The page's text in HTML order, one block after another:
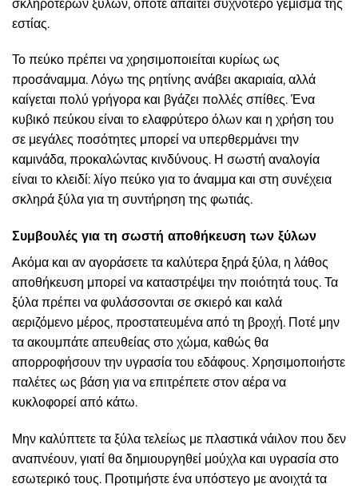
σκληρότερων ξύλων, οπότε απαιτεί συχνότερο γέμισμα της
εστίας.
Το πεύκο πρέπει να χρησιμοποιείται κυρίως ως
προσάναμμα. Λόγω της ρητίνης ανάβει ακαριαία, αλλά
καίγεται πολύ γρήγορα και βγάζει πολλές σπίθες. Ένα
κυβικό πεύκου είναι το ελαφρύτερο όλων και η χρήση του
σε μεγάλες ποσότητες μπορεί να υπερθερμάνει την
καμινάδα, προκαλώντας κινδύνους. Η σωστή αναλογία
είναι το κλειδί: λίγο πεύκο για το άναμμα και στη συνέχεια
σκληρά ξύλα για τη συντήρηση της φωτιάς.
Συμβουλές για τη σωστή αποθήκευση των ξύλων
Ακόμα και αν αγοράσετε τα καλύτερα ξηρά ξύλα, η λάθος
αποθήκευση μπορεί να καταστρέψει την ποιότητά τους. Τα
ξύλα πρέπει να φυλάσσονται σε σκιερό και καλά
αεριζόμενο μέρος, προστατευμένα από τη βροχή. Ποτέ μην
τα ακουμπάτε απευθείας στο χώμα, καθώς θα
απορροφήσουν την υγρασία του εδάφους. Χρησιμοποιήστε
παλέτες ως βάση για να επιτρέπετε στον αέρα να
κυκλοφορεί από κάτω.
Μην καλύπτετε τα ξύλα τελείως με πλαστικά νάιλον που δεν
αναπνέουν, γιατί θα δημιουργηθεί μούχλα και υγρασία στο
εσωτερικό τους. Προτιμήστε ένα υπόστεγο με ανοιχτά τα